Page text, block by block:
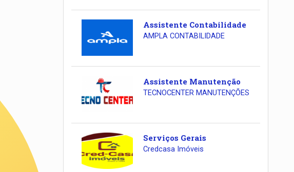
Assistente Contabilidade
AMPLA CONTABILIDADE
Assistente Manutenção
TECNOCENTER MANUTENÇÕES
Serviços Gerais
Credcasa Imóveis